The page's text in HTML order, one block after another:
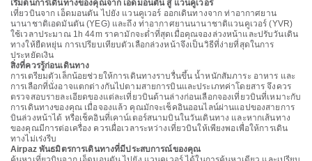
เริ่มต้นการเดินทางของคุณจาก เอ็ดมอนตัน สู่ แวนคูเวอร์
เที่ยวบินจาก เอ็ดมอนตัน ไปยัง แวนคูเวอร์ ออกเดินทางจาก ท่าอากาศยาน
นานาชาติเอดมันตัน (YEG) และถึง ท่าอากาศยานนานาชาติแวนคูเวอร์ (YVR)
ใช้เวลาประมาณ 1h 44m ราคามักจะต่ำที่สุดเมื่อคุณจองล่วงหน้าและปรับวันเดิน
ทางให้ยืดหยุ่น การเปรียบเทียบตัวเลือกล่วงหน้าจึงเป็นวิธีที่ง่ายที่สุดในการ
ประหยัดเงิน
สิ่งที่ควรรู้ก่อนเดินทาง
การเตรียมตัวเล็กน้อยช่วยให้การเดินทางราบรื่นขึ้น น้ำหนักสัมภาระ อาหาร และ
การเลือกที่นั่งอาจแตกต่างกันไปตามสายการบินและประเภทค่าโดยสาร จึงควร
ตรวจสอบรายละเอียดของแต่ละเที่ยวบินด้านล่างก่อนเลือกจองเที่ยวบินที่เหมาะกับ
การเดินทางของคุณ เมื่อจองแล้ว คุณมักจะเช็คอินออนไลน์ผ่านแอปของสายการ
บินล่วงหน้าได้ หรือเช็คอินที่เคาน์เตอร์สนามบินในวันเดินทาง และหากเส้นทาง
ของคุณมีการต่อเครื่อง ควรเผื่อเวลาระหว่างเที่ยวบินให้เพียงพอเพื่อให้การเดิน
ทางไม่เร่งรีบ
Airpaz พันธมิตรการเดินทางที่มีประสบการณ์ของคุณ